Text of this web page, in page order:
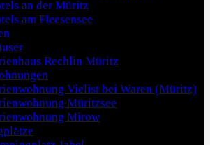
an der Müritz
am Fleesensee
Rechlin Müritz
Vielist bei Waren (Müritz)
Müritzsee
Mirow